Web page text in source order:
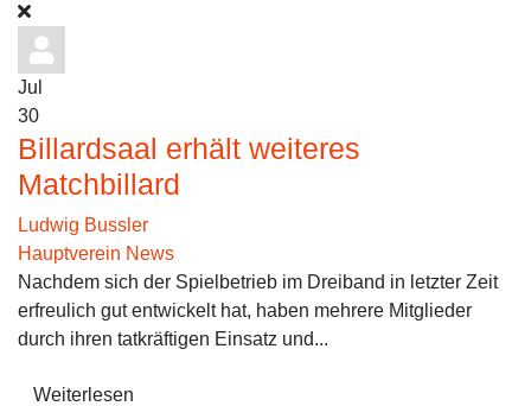
Jul
30
Billardsaal erhält weiteres
Matchbillard
Ludwig Bussler
Hauptverein News
Nachdem sich der Spielbetrieb im Dreiband in letzter Zeit
erfreulich gut entwickelt hat, haben mehrere Mitglieder
durch ihren tatkräftigen Einsatz und...
Weiterlesen